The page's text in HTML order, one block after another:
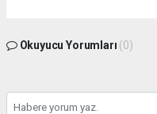
Okuyucu Yorumları (0)